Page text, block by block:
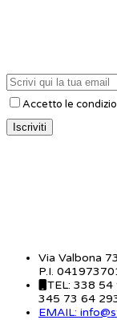
Accetto le
Via Valbona
P.I.
TEL: 338 54
345 73 64
EMAIL: